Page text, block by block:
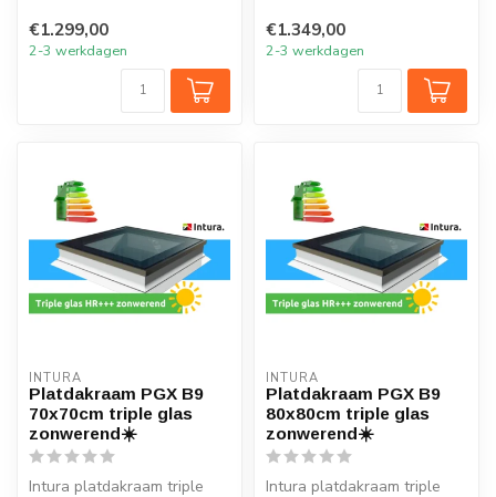
vertrek ...
€1.299,00
2-3 werkdagen
vertrek o...
€1.349,00
2-3 werkdagen
INTURA
Platdakraam PGX B9
70x70cm triple glas
zonwerend☀️
Intura platdakraam triple
INTURA
Platdakraam PGX B9
80x80cm triple glas
zonwerend☀️
Intura platdakraam triple